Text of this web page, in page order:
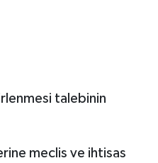
talebinin
meclis ve ihtisas